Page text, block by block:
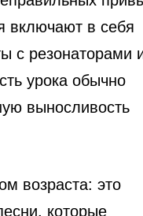
включают в себя
с резонаторами
урока обычно
выносливость
возраста: это
которые